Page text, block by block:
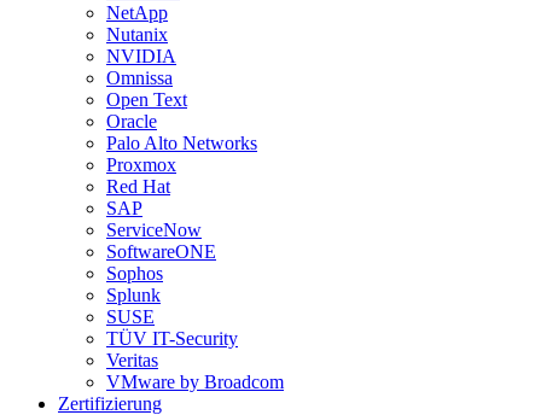
NetApp
Nutanix
NVIDIA
Omnissa
Open Text
Oracle
Palo Alto Networks
Proxmox
Red Hat
SAP
ServiceNow
SoftwareONE
Sophos
Splunk
SUSE
TÜV IT-Security
Veritas
VMware by Broadcom
Zertifizierung